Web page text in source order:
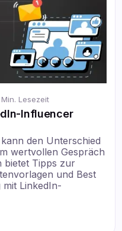
Lesezeit
Influencer
den Unterschied
wertvollen Gespräch
bietet Tipps zur
und Best
LinkedIn-